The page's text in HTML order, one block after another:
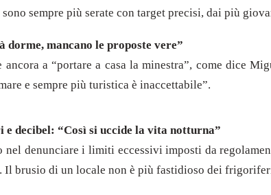
sempre più serate con target precisi, dai più
dorme, mancano le proposte vere”
ancora a “portare a casa la minestra”, come dice
e sempre più turistica è inaccettabile”.
decibel: “Così si uccide la vita notturna”
nel denunciare i limiti eccessivi imposti da
Il brusio di un locale non è più fastidioso dei